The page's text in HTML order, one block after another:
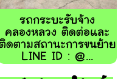
รถกระบะรับจ้าง
คลองหลวง ติดต่อและ
ดตามสถานะการขนย้าย
LINE ID : @...